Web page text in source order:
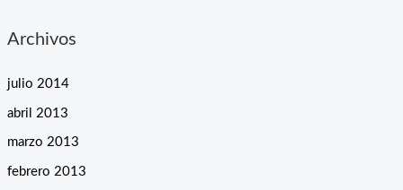
Archivos
julio 2014
abril 2013
marzo 2013
febrero 2013